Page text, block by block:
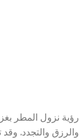
رؤية نزول المطر
والرزق والتجدد.